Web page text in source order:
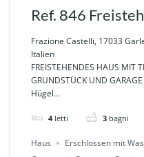
Ref. 846 Freistehendes
Haus mit
Garten in
Frazione Castelli, 17033
Italien
FREISTEHENDES HAUS MIT
GRUNDSTÜCK UND
Hügel...
4 letti 3 bagni
Haus Erschlossen mit